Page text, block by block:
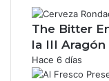
The Bitter
la III Aragón
Hace 6 días